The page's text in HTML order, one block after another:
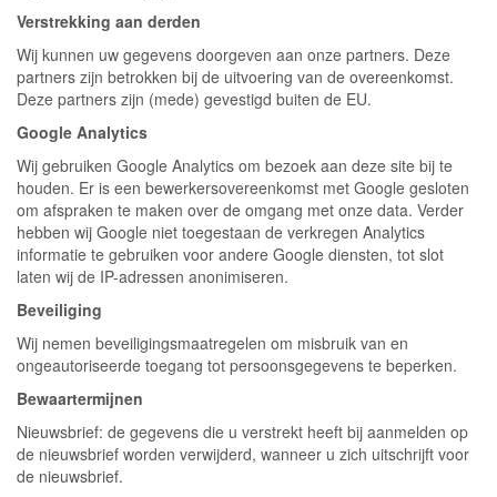
Verstrekking aan derden
Wij kunnen uw gegevens doorgeven aan onze partners. Deze
partners zijn betrokken bij de uitvoering van de overeenkomst.
Deze partners zijn (mede) gevestigd buiten de EU.
Google Analytics
Wij gebruiken Google Analytics om bezoek aan deze site bij te
houden. Er is een bewerkersovereenkomst met Google gesloten
om afspraken te maken over de omgang met onze data. Verder
hebben wij Google niet toegestaan de verkregen Analytics
informatie te gebruiken voor andere Google diensten, tot slot
laten wij de IP-adressen anonimiseren.
Beveiliging
Wij nemen beveiligingsmaatregelen om misbruik van en
ongeautoriseerde toegang tot persoonsgegevens te beperken.
Bewaartermijnen
Nieuwsbrief: de gegevens die u verstrekt heeft bij aanmelden op
de nieuwsbrief worden verwijderd, wanneer u zich uitschrijft voor
de nieuwsbrief.